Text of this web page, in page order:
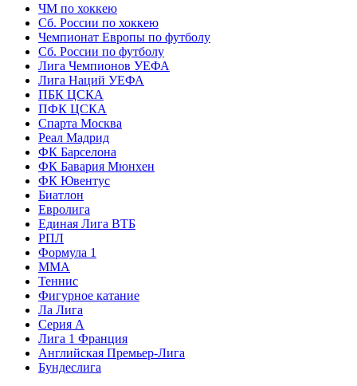
ЧМ по хоккею
Сб. России по хоккею
Чемпионат Европы по футболу
Сб. России по футболу
Лига Чемпионов УЕФА
Лига Наций УЕФА
ПБК ЦСКА
ПФК ЦСКА
Спарта Москва
Реал Мадрид
ФК Барселона
ФК Бавария Мюнхен
ФК Ювентус
Биатлон
Евролига
Единая Лига ВТБ
РПЛ
Формула 1
MMA
Теннис
Фигурное катание
Ла Лига
Серия А
Лига 1 Франция
Английская Премьер-Лига
Бундеслига